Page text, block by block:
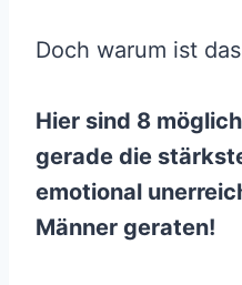
Doch warum ist
Hier sind 8
gerade die
emotional
Männer geraten!